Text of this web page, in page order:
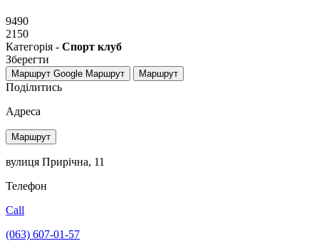
9490
2150
Категорія - Спорт клуб
Зберегти
Маршрут Google Маршрут Маршрут
Поділитись
Адреса
Маршрут
вулиця Прирічна, 11
Телефон
Call
(063) 607-01-57